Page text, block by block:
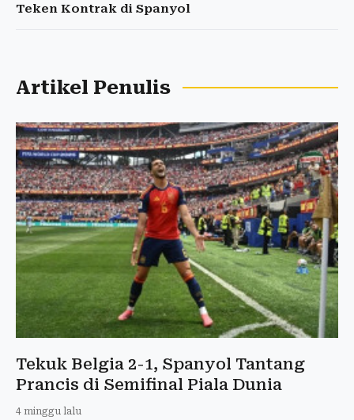
Teken Kontrak di Spanyol
Artikel Penulis
Tekuk Belgia 2-1, Spanyol Tantang
Prancis di Semifinal Piala Dunia
4 minggu lalu